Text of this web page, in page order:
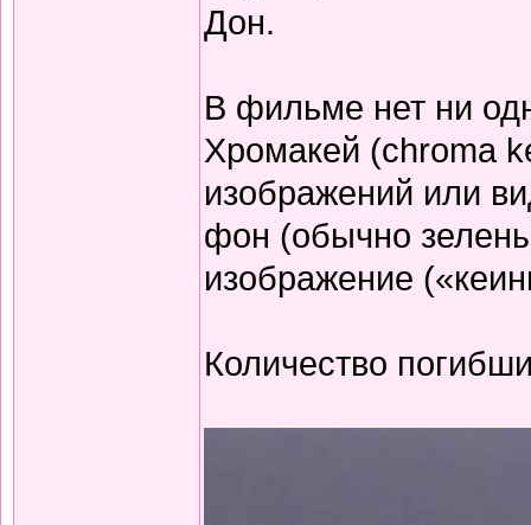
Дон.
В фильме нет ни
Хромакей (chroma
изображений или
фон (обычно
изображение
Количество